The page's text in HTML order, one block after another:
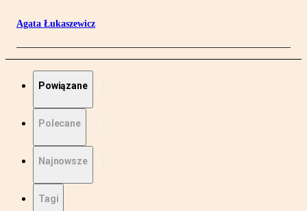
Agata Łukaszewicz
Powiązane
Polecane
Najnowsze
Tagi